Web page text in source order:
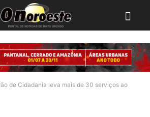
de Cidadania leva mais de 30 serviços ao